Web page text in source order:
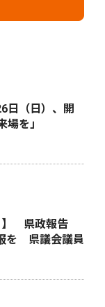
（日）、開
を」
】 県政報告
を 県議会議員